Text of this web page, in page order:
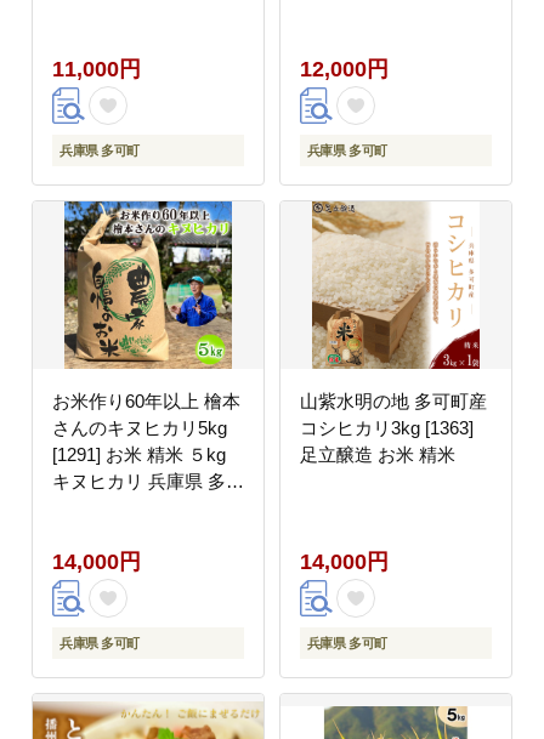
ミネラルウォ－ター 平
成の名水百選 軟水[674]
11,000円
兵庫県 多可町
12,000円
兵庫県 多可町
お米作り60年以上 檜本
さんのキヌヒカリ5kg
[1291] お米 精米 ５kg
キヌヒカリ 兵庫県 多可
14,000円
兵庫県 多可町
山紫水明の地 多可町産
コシヒカリ3kg [1363]
足立醸造 お米 精米
14,000円
兵庫県 多可町